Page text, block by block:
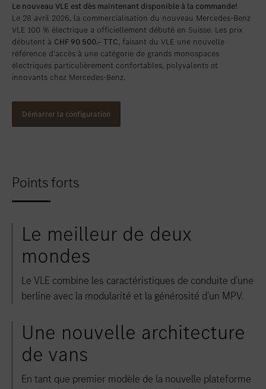
Le nouveau VLE est dès maintenant disponible à la commande!
Le 28 avril 2026, la commercialisation du nouveau Mercedes-Benz
VLE 100 % électrique a officiellement débuté en Suisse. Les prix
débutent à CHF 90 500.– TTC, faisant du VLE une nouvelle
référence d’accès à une catégorie de grands monospaces
électriques particulièrement confortables, polyvalents et
innovants chez Mercedes-Benz.
Démarrer la configuration
Points forts
Le meilleur de deux
mondes
Le VLE combine les caractéristiques de conduite d’une
berline avec la modularité et la générosité d’un MPV.
Une nouvelle architecture
de vans
En tant que premier modèle de la nouvelle plateforme